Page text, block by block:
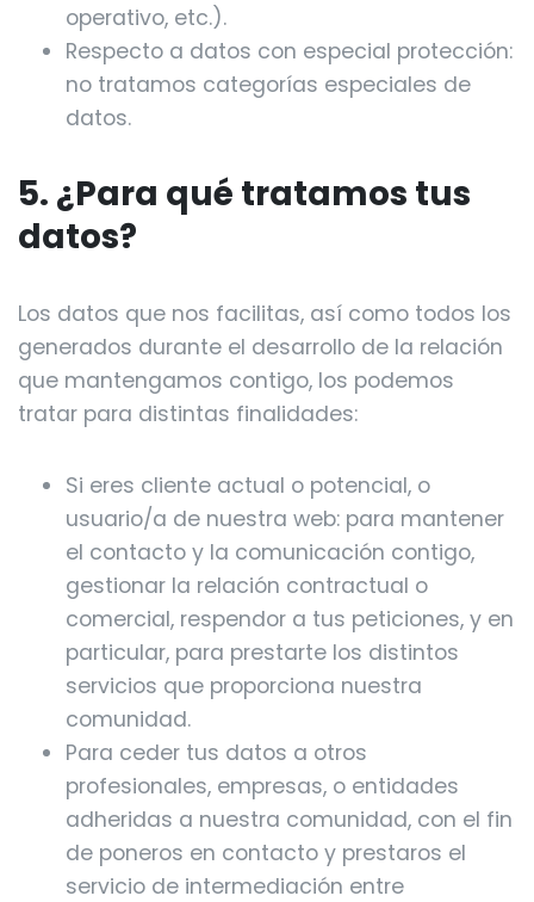
operativo, etc.).
Respecto a datos con especial protección:
no tratamos categorías especiales de
datos.
5. ¿Para qué tratamos tus
datos?
Los datos que nos facilitas, así como todos los
generados durante el desarrollo de la relación
que mantengamos contigo, los podemos
tratar para distintas finalidades:
Si eres cliente actual o potencial, o
usuario/a de nuestra web: para mantener
el contacto y la comunicación contigo,
gestionar la relación contractual o
comercial, respendor a tus peticiones, y en
particular, para prestarte los distintos
servicios que proporciona nuestra
comunidad.
Para ceder tus datos a otros
profesionales, empresas, o entidades
adheridas a nuestra comunidad, con el fin
de poneros en contacto y prestaros el
servicio de intermediación entre